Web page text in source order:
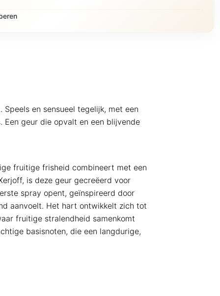
en sensueel tegelijk, met een
geur die opvalt en een blijvende
fruitige frisheid combineert met een
is deze geur gecreëerd voor
spray opent, geïnspireerd door
aanvoelt. Het hart ontwikkelt zich tot
fruitige stralendheid samenkomt
basisnoten, die een langdurige,